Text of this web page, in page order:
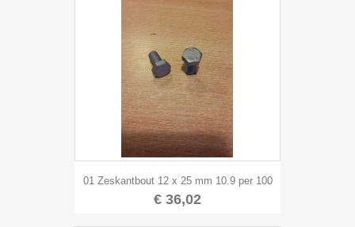
01 Zeskantbout 12 x 25 mm 10.9 per 100
€ 36,02